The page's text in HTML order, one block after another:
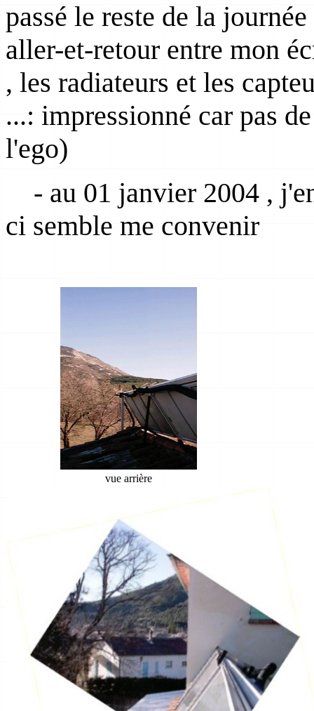
passé le reste de la
aller-et-retour entre mon
, les radiateurs et les
...: impressionné car pas
l'ego)
- au 01 janvier 2004 ,
ci semble me convenir
vue arrière